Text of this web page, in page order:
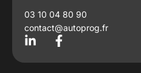
03 10 04 80 90
contact@autoprog.fr
L
n
F
c